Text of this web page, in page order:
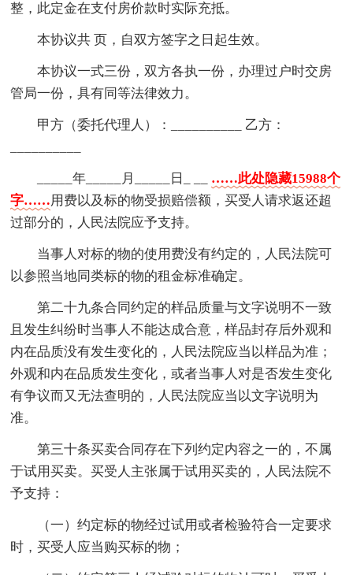
整，此定金在支付房价款时实际充抵。
本协议共 页，自双方签字之日起生效。
本协议一式三份，双方各执一份，办理过户时交房
管局一份，具有同等法律效力。
甲方（委托代理人）：__________ 乙方：
_____年_____月_____日_ __ ……此处隐藏15988个
字……用费以及标的物受损赔偿额，买受人请求返还超
过部分的，人民法院应予支持。
当事人对标的物的使用费没有约定的，人民法院可
以参照当地同类标的物的租金标准确定。
第二十九条合同约定的样品质量与文字说明不一致
且发生纠纷时当事人不能达成合意，样品封存后外观和
内在品质没有发生变化的，人民法院应当以样品为准；
外观和内在品质发生变化，或者当事人对是否发生变化
有争议而又无法查明的，人民法院应当以文字说明为
准。
第三十条买卖合同存在下列约定内容之一的，不属
于试用买卖。买受人主张属于试用买卖的，人民法院不
予支持：
（一）约定标的物经过试用或者检验符合一定要求
时，买受人应当购买标的物；